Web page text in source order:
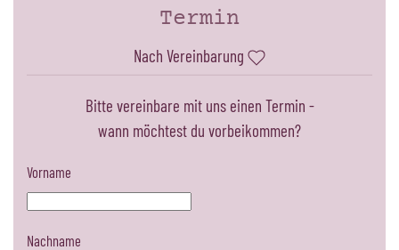
Termin
Nach Vereinbarung
Bitte vereinbare mit uns einen Termin -
wann möchtest du vorbeikommen?
Vorname
Nachname